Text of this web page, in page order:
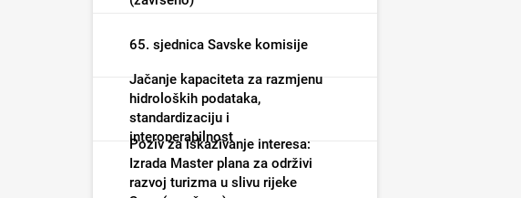
65. sjednica Savske komisije
Jačanje kapaciteta za razmjenu
hidroloških podataka,
standardizaciju i
interoperabilnost
Poziv za iskazivanje interesa:
Izrada Master plana za održivi
razvoj turizma u slivu rijeke